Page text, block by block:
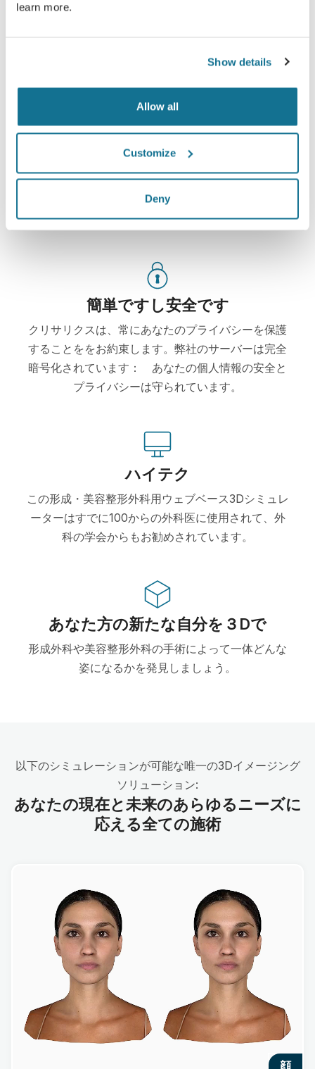
learn more.
Show details
Allow all
Customize
Deny
一体どんな姿一番似合うかを知りたいで
Dr. Dr. med. Shadha Balgonの診療後、クリサリクスの
あなたのアカウントから『新しいあなた』にアクセスし
することもできるようになります。
新たなあなたをご覧ください！
簡単ですし安全です
クリサリクスは、常にあなたのプライバシーを保護
することををお約束します。弊社のサーバーは完全
暗号化されています： あなたの個人情報の安全と
プライバシーは守られています。
ハイテク
この形成・美容整形外科用ウェブベース3Dシミュレ
ーターはすでに100からの外科医に使用されて、外
科の学会からもお勧めされています。
あなた方の新たな自分を３Dで
形成外科や美容整形外科の手術によって一体どんな
姿になるかを発見しましょう。
以下のシミュレーションが可能な唯一の3Dイメージング
ソリューション:
あなたの現在と未来のあらゆるニーズに
応える全ての施術
顔